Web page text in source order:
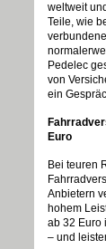
weltweit
Teile, wie
Pedelec
von
ein
Euro
Bei teuren
Anbietern
hohem
ab 32 Euro
– und